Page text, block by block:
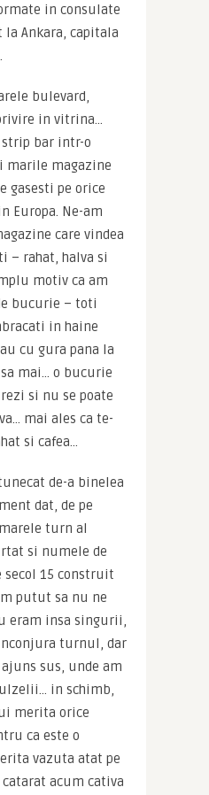
in consulate
la Ankara, capitala
bulevard,
in vitrina…
bar intr-o
marile magazine
gasesti pe orice
Europa. Ne-am
care vindea
– rahat, halva si
motiv ca am
bucurie – toti
in haine
cu gura pana la
mai… o bucurie
si nu se poate
mai ales ca te-
si cafea…
de-a binelea
dat, de pe
turn al
si numele de
secol 15 construit
putut sa nu ne
eram insa singurii,
turnul, dar
sus, unde am
in schimb,
merita orice
ca este o
vazuta atat pe
acum cativa